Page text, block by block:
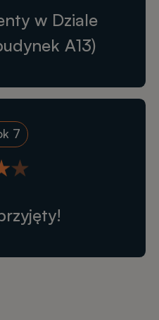
w Dziale
A13)
7